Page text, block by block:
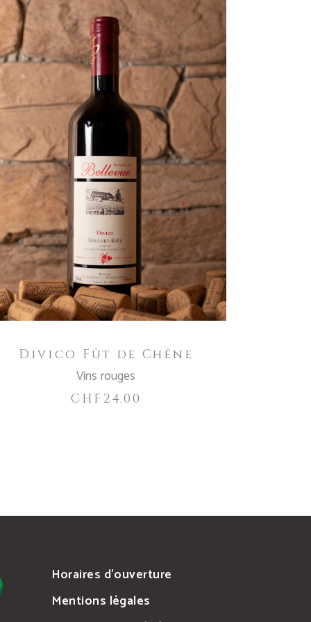
AJOUTER AU PANIER
Divico Fût de Chêne
Vins rouges
CHF 24.00
Horaires d’ouverture
Mentions légales